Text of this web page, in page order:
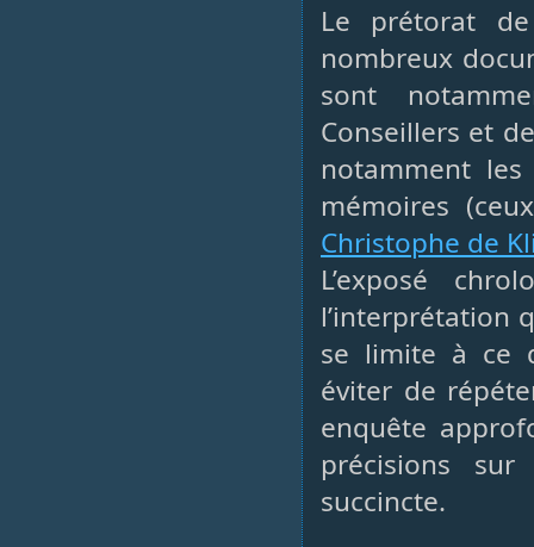
Le prétorat
nombreux
sont
Conseillers et
notamment
mémoires
Christophe de
L’exposé
l’interprétation
se limite à ce
éviter de
enquête
précisions
succincte.